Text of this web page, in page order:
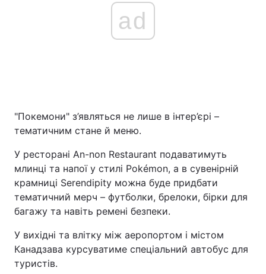
ad
"Покемони" з’являться не лише в інтер’єрі –
тематичним стане й меню.
У ресторані An-non Restaurant подаватимуть
млинці та напої у стилі Pokémon, а в сувенірній
крамниці Serendipity можна буде придбати
тематичний мерч – футболки, брелоки, бірки для
багажу та навіть ремені безпеки.
У вихідні та влітку між аеропортом і містом
Канадзава курсуватиме спеціальний автобус для
туристів.